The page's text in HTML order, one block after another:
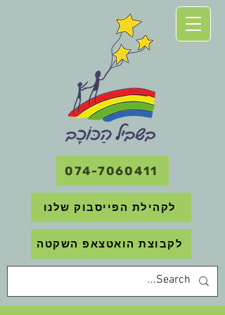
074-7060411
לקהילת הפייסבוק שלנו
לקבוצת הואטצאפ השקטה